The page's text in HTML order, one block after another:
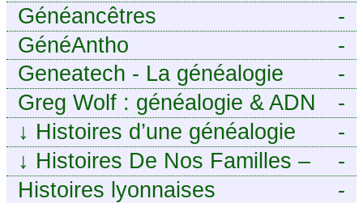
-
Généancêtres
-
GénéAntho
-
Geneatech - La généalogie
numérique à portée de tous
-
Greg Wolf : généalogie & ADN
-
↓ Histoires d’une généalogie
Léonarde
-
↓ Histoires De Nos Familles –
Blog de généalogie
-
Histoires lyonnaises